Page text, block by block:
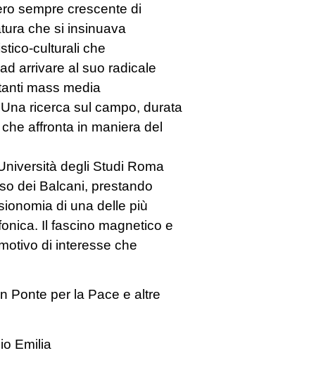
sempre crescente di
che si insinuava
culturali che
arrivare al suo radicale
mass media
ricerca sul campo, durata
affronta in maniera del
degli Studi Roma
dei Balcani, prestando
di una delle più
Il fascino magnetico e
di interesse che
Ponte per la Pace e altre
Emilia